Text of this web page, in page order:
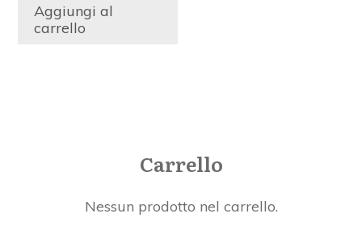
Aggiungi al
carrello
Carrello
Nessun prodotto nel carrello.